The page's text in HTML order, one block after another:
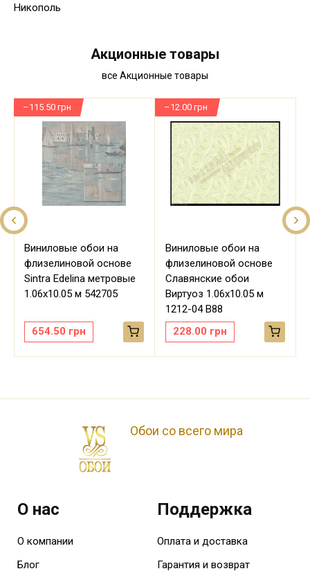
Никополь
Акционные товары
все Акционные товары
Виниловые обои на
флизелиновой основе
Sintra Edelina метровые
1.06х10.05 м 542705
654.50 грн
–115.50 грн
Виниловые обои на
флизелиновой основе
Славянские обои
Виртуоз 1.06х10.05 м
1212-04 В88
228.00 грн
–12.00 грн
Обои со всего мира
О нас
О компании
Блог
Поддержка
Оплата и доставка
Гарантия и возврат